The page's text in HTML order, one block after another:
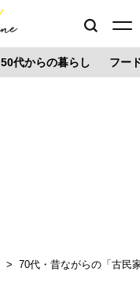
50代からの暮らし フー
70代・昔ながらの「古民